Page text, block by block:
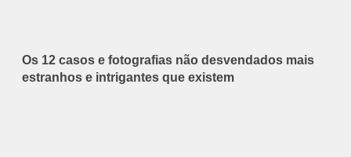
Os 12 casos e fotografias não desvendados mais
estranhos e intrigantes que existem